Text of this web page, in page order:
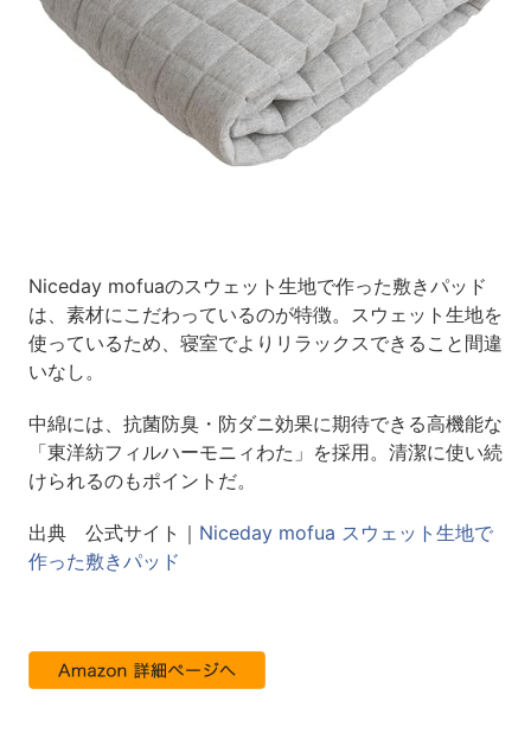
Niceday mofuaのスウェット生地で作った敷きパッド
は、素材にこだわっているのが特徴。スウェット生地を
使っているため、寝室でよりリラックスできること間違
いなし。
中綿には、抗菌防臭・防ダニ効果に期待できる高機能な
「東洋紡フィルハーモニィわた」を採用。清潔に使い続
けられるのもポイントだ。
出典 公式サイト｜ Niceday mofua スウェット生地で
作った敷きパッド